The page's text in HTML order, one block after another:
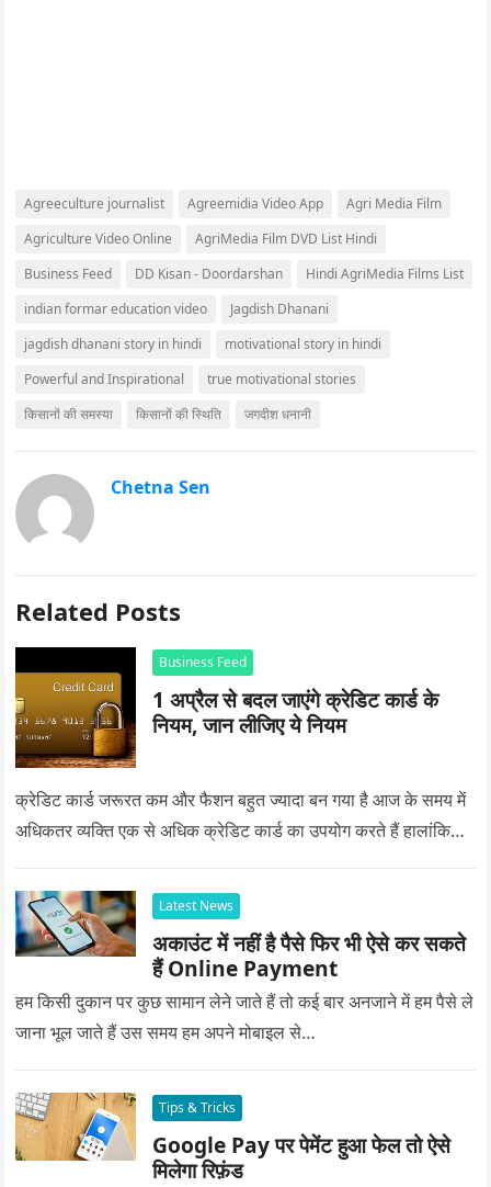
Agreeculture journalist Agreemidia Video App
Agri Media Film
Agriculture Video Online
AgriMedia Film DVD List Hindi
Business Feed
DD Kisan - Doordarshan
Hindi AgriMedia Films List
indian formar education video
Jagdish Dhanani
jagdish dhanani story in hindi
motivational story in hindi
Powerful and Inspirational
true motivational stories
किसानों की समस्या
किसानों की स्थिति जगदीश धनानी
Chetna Sen
Related Posts
Business Feed
1 अप्रैल से बदल जाएंगे क्रेडिट कार्ड के
नियम, जान लीजिए ये नियम
क्रेडिट कार्ड जरूरत कम और फैशन बहुत ज्यादा बन गया है आज के समय में
अधिकतर व्यक्ति एक से अधिक क्रेडिट कार्ड का उपयोग करते हैं हालांकि…
Latest News
अकाउंट में नहीं है पैसे फिर भी ऐसे कर सकते
हैं Online Payment
हम किसी दुकान पर कुछ सामान लेने जाते हैं तो कई बार अनजाने में हम पैसे ले
जाना भूल जाते हैं उस समय हम अपने मोबाइल से…
Tips & Tricks
Google Pay पर पेमेंट हुआ फेल तो ऐसे
मिलेगा रिफ़ंड